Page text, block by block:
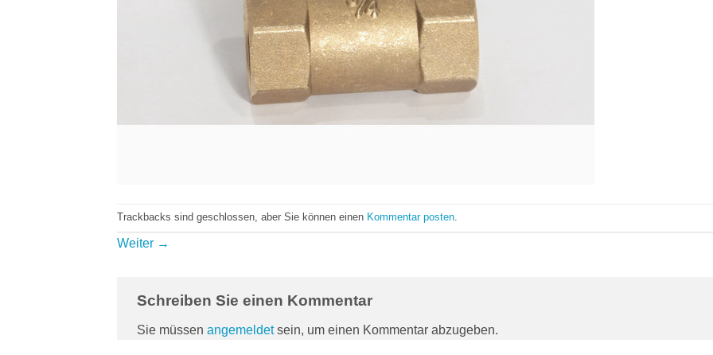
Trackbacks sind geschlossen, aber Sie können einen Kommentar posten
Weiter →
Schreiben Sie einen Kommentar
Sie müssen angemeldetsein, um einen Kommentar abzugeben.